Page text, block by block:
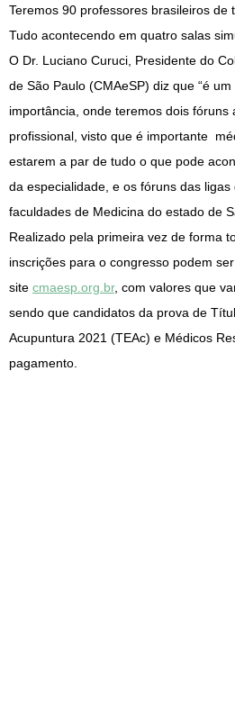
Teremos 90 professores brasileiros de
Tudo acontecendo em quatro salas
O Dr. Luciano Curuci, Presidente do
de São Paulo (CMAeSP) diz que “é
importância, onde teremos dois
profissional, visto que é importante
estarem a par de tudo o que pode
da especialidade, e os fóruns das ligas
faculdades de Medicina do estado de
Realizado pela primeira vez de forma
inscrições para o congresso podem
site cmaesp.org.br, com valores que
sendo que candidatos da prova de
Acupuntura 2021 (TEAc) e Médicos
pagamento.